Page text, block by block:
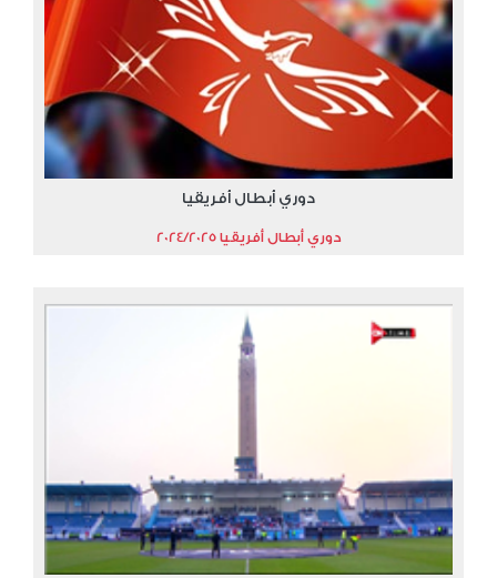
دوري أبطال أفريقيا
دوري أبطال أفريقيا 2024/2025